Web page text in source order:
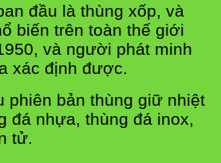
đầu là thùng xốp, và
biến trên toàn thế giới
và người phát minh
xác định được.
phiên bản thùng giữ nhiệt
đá nhựa, thùng đá inox,
tử.